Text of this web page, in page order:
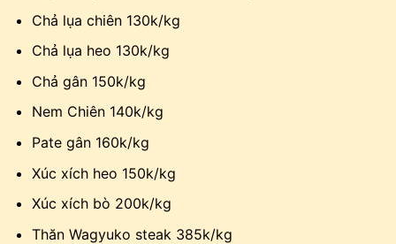
Chả lụa chiên 130k/kg
Chả lụa heo 130k/kg
Chả gân 150k/kg
Nem Chiên 140k/kg
Pate gân 160k/kg
Xúc xích heo 150k/kg
Xúc xích bò 200k/kg
Thăn Wagyuko steak 385k/kg